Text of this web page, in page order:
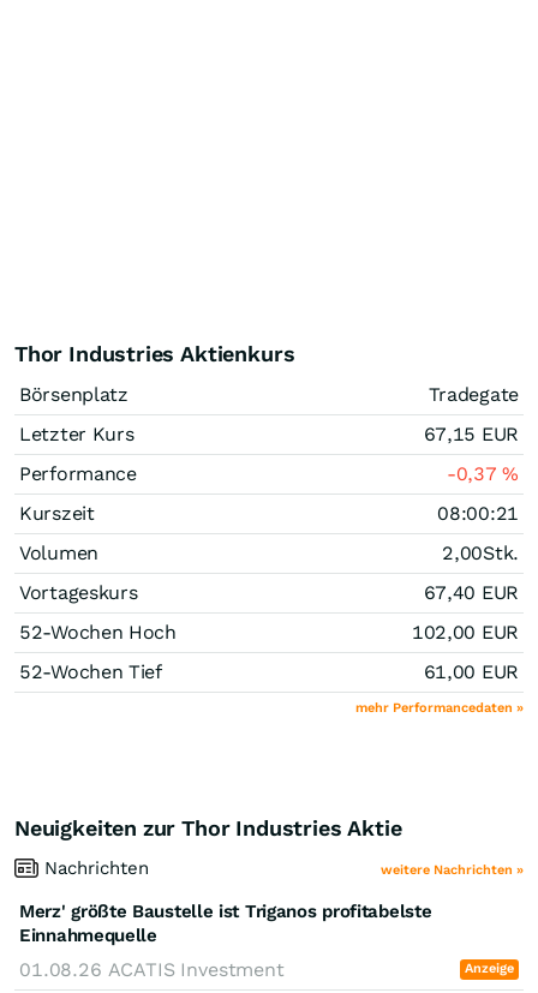
Thor Industries Aktienkurs
Börsenplatz
Tradegate
Letzter Kurs
67,15 EUR
Performance
-0,37%
Kurszeit
08:00:21
Volumen
2,00Stk.
Vortageskurs
67,40 EUR
52-Wochen Hoch
102,00 EUR
52-Wochen Tief
61,00 EUR
mehr Performancedaten »
Neuigkeiten zur Thor Industries Aktie
Nachrichten weitere Nachrichten »
Merz' größte Baustelle ist Triganos profitabelste
Einnahmequelle
01.08.26 ACATIS Investment Anzeige